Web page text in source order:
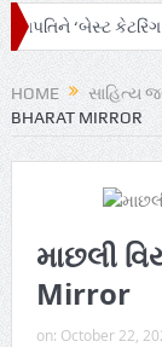
‘બેસ્ટ કેટરિંગ
AI અને ગ્રાહક
HOME
સાહિત્ય
BHARAT MIRROR
માછલી
Mirror
on: October 22,